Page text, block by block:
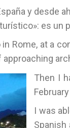
y desde
es un
in Rome, at a
Then I
I was
Spanish